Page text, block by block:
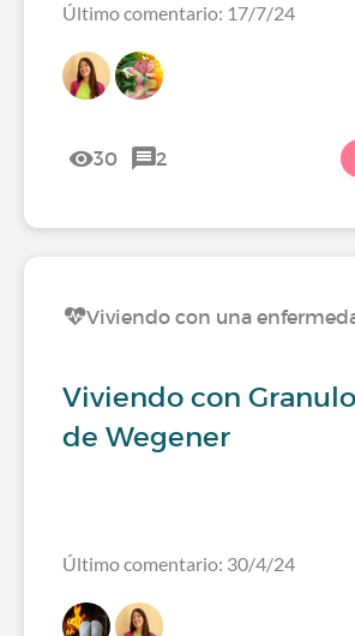
Último comentario: 17/7/24
30 2
Viviendo con una
Viviendo con
de Wegener
Último comentario: 30/4/24